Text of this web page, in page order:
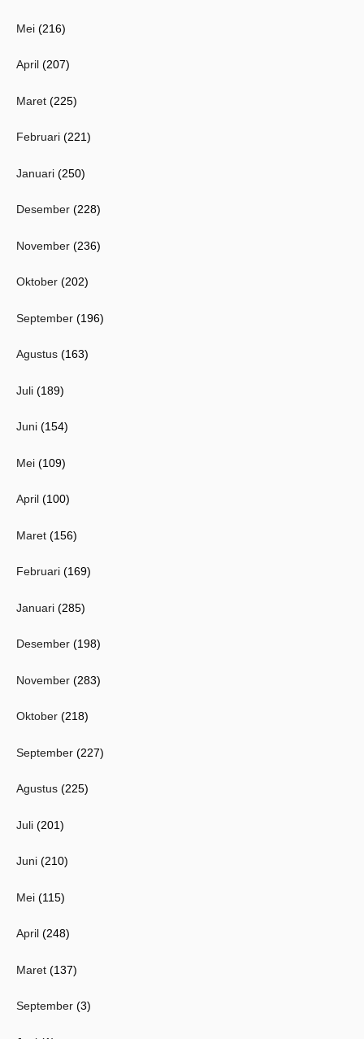
Mei (216)
April (207)
Maret (225)
Februari (221)
Januari (250)
Desember (228)
November (236)
Oktober (202)
September (196)
Agustus (163)
Juli (189)
Juni (154)
Mei (109)
April (100)
Maret (156)
Februari (169)
Januari (285)
Desember (198)
November (283)
Oktober (218)
September (227)
Agustus (225)
Juli (201)
Juni (210)
Mei (115)
April (248)
Maret (137)
September (3)